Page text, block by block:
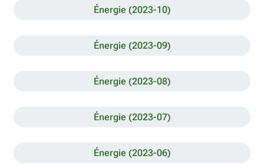
Énergie (2023-10)
Énergie (2023-09)
Énergie (2023-08)
Énergie (2023-07)
Énergie (2023-06)